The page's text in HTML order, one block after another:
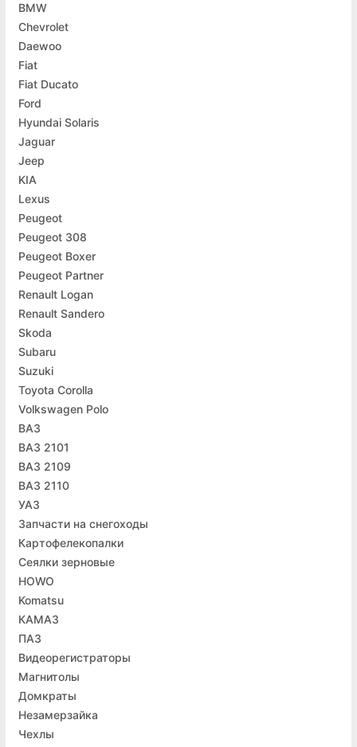
BMW
Chevrolet
Daewoo
Fiat
Fiat Ducato
Ford
Hyundai Solaris
Jaguar
Jeep
KIA
Lexus
Peugeot
Peugeot 308
Peugeot Boxer
Peugeot Partner
Renault Logan
Renault Sandero
Skoda
Subaru
Suzuki
Toyota Corolla
Volkswagen Polo
ВАЗ
ВАЗ 2101
ВАЗ 2109
ВАЗ 2110
УАЗ
Запчасти на снегоходы
Картофелекопалки
Сеялки зерновые
HOWO
Komatsu
КАМАЗ
ПАЗ
Видеорегистраторы
Магнитолы
Домкраты
Незамерзайка
Чехлы